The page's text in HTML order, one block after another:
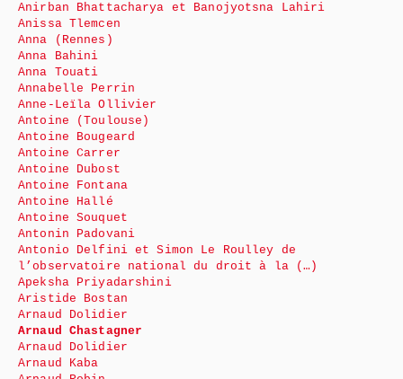
Anirban Bhattacharya et Banojyotsna Lahiri
Anissa Tlemcen
Anna (Rennes)
Anna Bahini
Anna Touati
Annabelle Perrin
Anne-Leïla Ollivier
Antoine (Toulouse)
Antoine Bougeard
Antoine Carrer
Antoine Dubost
Antoine Fontana
Antoine Hallé
Antoine Souquet
Antonin Padovani
Antonio Delfini et Simon Le Roulley de
l’observatoire national du droit à la (…)
Apeksha Priyadarshini
Aristide Bostan
Arnaud Dolidier
Arnaud Chastagner
Arnaud Dolidier
Arnaud Kaba